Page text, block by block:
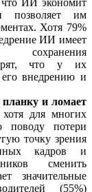
позволяет им
Хотя 79%
ИИ имеет
что у их
внедрению и
и ломает
для многих
поводу потери
точку зрения
кадров и
сменить
значительные
(55%)